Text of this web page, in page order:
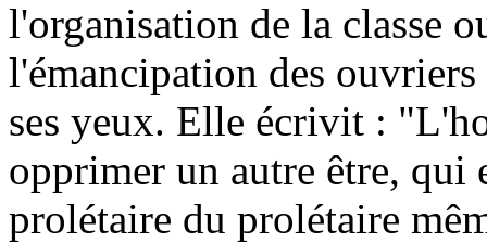
l'organisation de la classe
l'émancipation des
ses yeux. Elle écrivit :
opprimer un autre être, qui
prolétaire du prolétaire